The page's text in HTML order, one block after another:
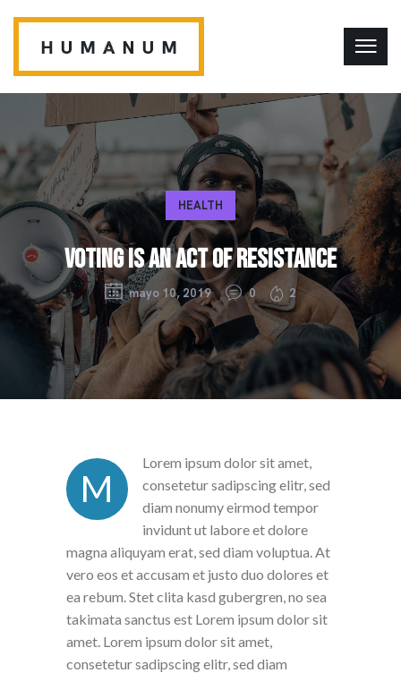
HEALTH
VOTING IS AN ACT OF RESISTANCE
mayo 10, 2019 0 2
M
Lorem ipsum dolor sit amet,
consetetur sadipscing elitr, sed
diam nonumy eirmod tempor
invidunt ut labore et dolore
magna aliquyam erat, sed diam voluptua. At
vero eos et accusam et justo duo dolores et
ea rebum. Stet clita kasd gubergren, no sea
takimata sanctus est Lorem ipsum dolor sit
amet. Lorem ipsum dolor sit amet,
consetetur sadipscing elitr, sed diam